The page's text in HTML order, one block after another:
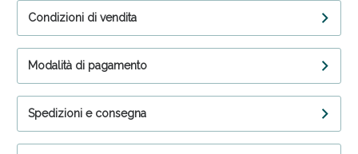
Condizioni di vendita
Modalità di pagamento
Spedizioni e consegna